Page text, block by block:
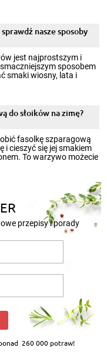
nasze sposoby
jest najprostszym i
sposobem
smaki wiosny, lata i
nimi oko w sezonie
cieplejszych
słoików ze
zachować świeżość
do słoików na zimę?
fasolkę szparagową
i cieszyć się jej smakiem
To warzywo możecie
przepisy i porady
260 000 potraw!